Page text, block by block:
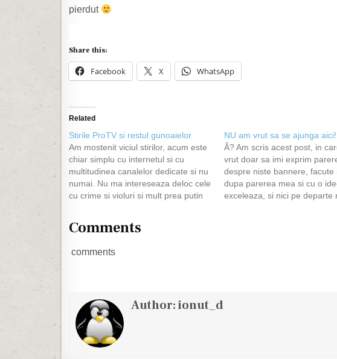
pierdut
Share this:
Facebook X WhatsApp
Related
Stirile ProTV si restul gunoaielor
Am mostenit viciul stirilor, acum este
chiar simplu cu internetul si cu
multitudinea canalelor dedicate si nu
numai. Nu ma intereseaza deloc cele
cu crime si violuri si mult prea putin
protv, stirile de la ora 19.…
NU am vrut sa se ajunga aici!
Â? Am scris acest post, in
vrut doar sa imi exprim
despre niste bannere, facute
dupa parerea mea si cu o
exceleaza, si nici pe departe
Comments
comments
Author:ionut_d